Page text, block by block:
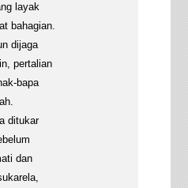
layak
bahagian.
dijaga
pertalian
bapa
ditukar
dan